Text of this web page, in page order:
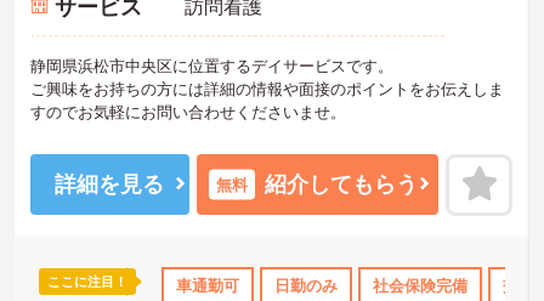
険完備 交通費支給 退職金制度あり
サービス 訪問看護
静岡県浜松市中央区に位置するデイサービスです。
ご興味をお持ちの方には詳細の情報や面接のポイントをお伝えしま
すのでお気軽にお問い合わせくださいませ。
詳細を見る 無料 紹介してもらう
ここに注目！ 車通勤可 日勤のみ 社会保険完備 交通